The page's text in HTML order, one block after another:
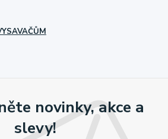
novinky, akce a
slevy!